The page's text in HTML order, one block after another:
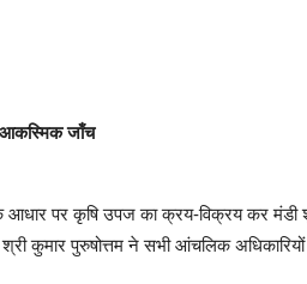
जाँच
आधार पर कृषि उपज का क्रय-विक्रय कर मंडी
श्री कुमार पुरुषोत्तम ने सभी आंचलिक